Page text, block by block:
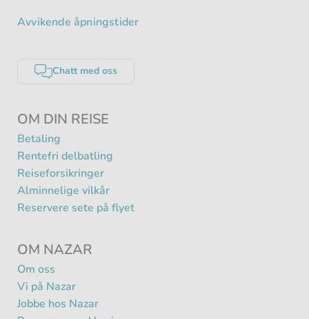
OM DIN REISE
Betaling
Rentefri delbatling
Reiseforsikringer
Alminnelige vilkår
Reservere sete på flyet
OM NAZAR
Om oss
Vi på Nazar
Jobbe hos Nazar
Avvikende åpningstider
Chatt med oss